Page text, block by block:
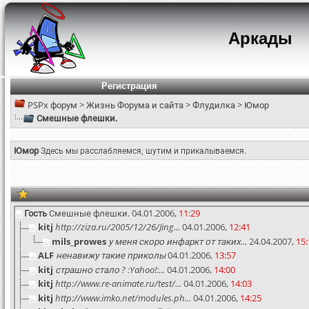
Аркады
Регистрация
PSPx форум >Жизнь Форума и сайта>Флудилка> Юмор
Смешные флешки.
ЮморЗдесь мы расслабляемся, шутим и прикалываемся.
ГостьСмешные флешки.04.01.2006, 11:29
kitj http://ziza.ru/2005/12/26/Jing... 04.01.2006, 12:41
mils_prowes у меня скоро инфаркт от таких... 24.04.2007,
ALF ненавижу такие приколы04.01.2006, 13:57
kitj страшно стало ? :Yahoo!:... 04.01.2006, 14:00
kitj http://www.re-animate.ru/test/... 04.01.2006, 14:03
kitj http://www.imko.net/modules.ph... 04.01.2006, 14:25